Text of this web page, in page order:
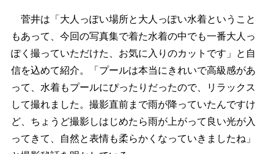
菅井は「大人っぽい場所と大人っぽい水着ということ
もあって、今回の写真集で着た水着の中でも一番大人っ
ぽく撮っていただけた、お気に入りのカットです」と自
信を込めて紹介。「プールは本当にきれいで高級感があ
って、水着もプールにぴったりだったので、リラックス
して撮れました。撮影直前まで雨が降っていたんですけ
ど、ちょうど撮影しはじめたら雨が上がって良い光が入
ってきて、自然と表情も柔らかくなっていきましたね」